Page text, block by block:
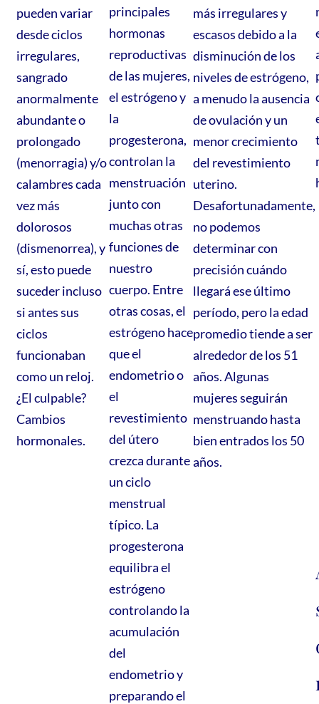
pueden variar
desde ciclos
irregulares,
sangrado
anormalmente
abundante o
prolongado
(menorragia) y/o
calambres cada
vez más
dolorosos
(dismenorrea), y
sí, esto puede
suceder incluso
si antes sus
ciclos
funcionaban
como un reloj.
¿El culpable?
Cambios
hormonales.
principales
hormonas
reproductivas
de las mujeres,
el estrógeno y
la
progesterona,
controlan la
menstruación
junto con
muchas otras
funciones de
nuestro
cuerpo. Entre
otras cosas, el
estrógeno hace
que el
endometrio o
el
revestimiento
del útero
crezca durante
un ciclo
menstrual
típico. La
progesterona
equilibra el
estrógeno
controlando la
acumulación
del
endometrio y
preparando el
más irregulares y
escasos debido a la
disminución de los
niveles de estrógeno,
a menudo la ausencia
de ovulación y un
menor crecimiento
del revestimiento
uterino.
Desafortunadamente,
no podemos
determinar con
precisión cuándo
llegará ese último
período, pero la edad
promedio tiende a ser
alrededor de los 51
años. Algunas
mujeres seguirán
menstruando hasta
bien entrados los 50
años.